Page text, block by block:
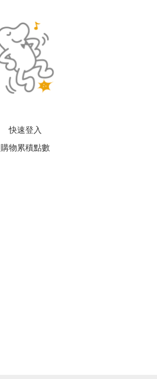
快速登入
購物累積點數